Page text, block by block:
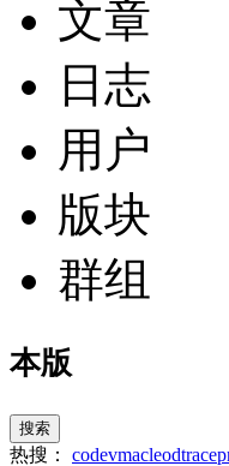
文章
日志
用户
版块
群组
本版
搜索
热搜： codevmacleod